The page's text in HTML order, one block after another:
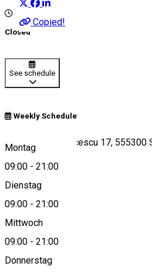
Copied!
Closed
See schedule
Weekly Schedule
Montag
09:00 - 21:00
Dienstag
09:00 - 21:00
Mittwoch
09:00 - 21:00
Donnerstag
Strada Octav Doicescu 17, 555300
View on map